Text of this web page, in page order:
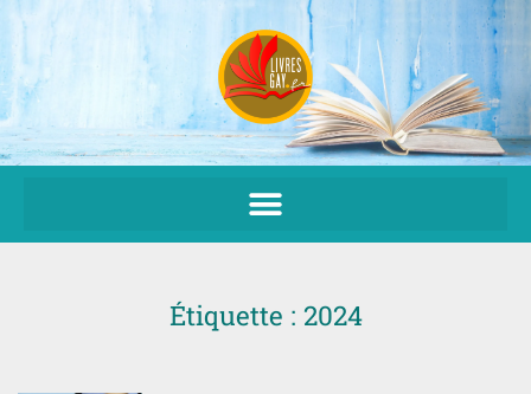
Aller
au
contenu
Étiquette : 2024